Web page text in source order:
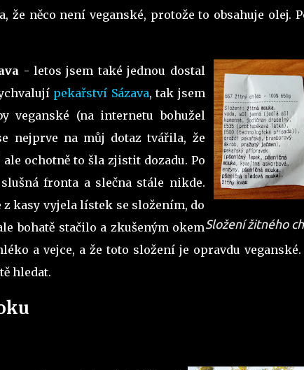
něco není veganské, protože to obsahuje olej.
Složení žitného
- letos jsem také jednou dostal
pekařství Sázava, tak jsem
veganské (na internetu bohužel
nejprve na můj dotaz tvářila, že
ochotně to šla zjistit dozadu. Po
fronta a slečna stále nikde.
kasy vyjela lístek se složením, do
bohatě stačilo a zkušeným okem
a vejce, a že toto složení je opravdu
hledat.